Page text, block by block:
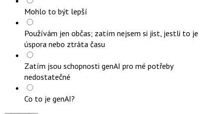
Mohlo to být lepší
Používám jen občas; zatím nejsem si jist, jestli to je
úspora nebo ztráta času
Zatím jsou schopnosti genAI pro mé potřeby
nedostatečné
Co to je genAI?